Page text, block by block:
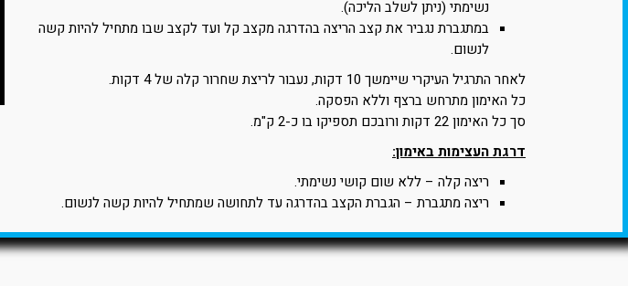
נשימתי (ניתן לשלב הליכה).
במתגברת נגביר את קצב הריצה בהדרגה מקצב קל ועד לקצב שבו מתחיל להיות קשה
לנשום.
לאחר התרגיל העיקרי שיימשך 10 דקות, נעבור לריצת שחרור קלה של 4 דקות.
כל האימון מתרחש ברצף וללא הפסקה.
סך כל האימון 22 דקות ורובכם תספיקו בו כ-2 ק"מ.
דרגת העצימות באימון:
ריצה קלה – ללא שום קושי נשימתי.
ריצה מתגברת – הגברת הקצב בהדרגה עד לתחושה שמתחיל להיות קשה לנשום.